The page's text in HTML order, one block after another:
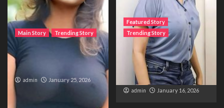
Main Story Trending Story
The Bride from the
Accident
admin January 25, 2026
Featured Story
Trending Story
The Silent Wait – A Life
Trapped Between
Distance and Duty
admin January 16, 2026